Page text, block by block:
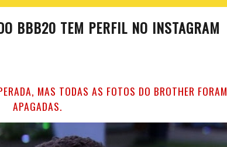
BBB20 TEM PERFIL NO INSTAGRAM
MAS TODAS AS FOTOS DO BROTHER FORAM
APAGADAS.